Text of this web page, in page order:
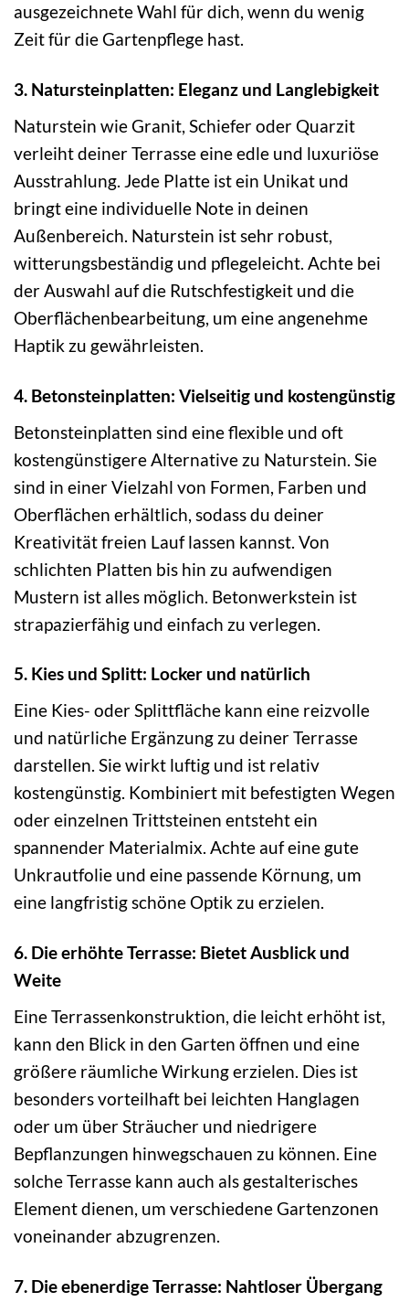
ausgezeichnete Wahl für dich, wenn du wenig
Zeit für die Gartenpflege hast.
3. Natursteinplatten: Eleganz und Langlebigkeit
Naturstein wie Granit, Schiefer oder Quarzit
verleiht deiner Terrasse eine edle und luxuriöse
Ausstrahlung. Jede Platte ist ein Unikat und
bringt eine individuelle Note in deinen
Außenbereich. Naturstein ist sehr robust,
witterungsbeständig und pflegeleicht. Achte bei
der Auswahl auf die Rutschfestigkeit und die
Oberflächenbearbeitung, um eine angenehme
Haptik zu gewährleisten.
4. Betonsteinplatten: Vielseitig und kostengünstig
Betonsteinplatten sind eine flexible und oft
kostengünstigere Alternative zu Naturstein. Sie
sind in einer Vielzahl von Formen, Farben und
Oberflächen erhältlich, sodass du deiner
Kreativität freien Lauf lassen kannst. Von
schlichten Platten bis hin zu aufwendigen
Mustern ist alles möglich. Betonwerkstein ist
strapazierfähig und einfach zu verlegen.
5. Kies und Splitt: Locker und natürlich
Eine Kies- oder Splittfläche kann eine reizvolle
und natürliche Ergänzung zu deiner Terrasse
darstellen. Sie wirkt luftig und ist relativ
kostengünstig. Kombiniert mit befestigten Wegen
oder einzelnen Trittsteinen entsteht ein
spannender Materialmix. Achte auf eine gute
Unkrautfolie und eine passende Körnung, um
eine langfristig schöne Optik zu erzielen.
6. Die erhöhte Terrasse: Bietet Ausblick und
Weite
Eine Terrassenkonstruktion, die leicht erhöht ist,
kann den Blick in den Garten öffnen und eine
größere räumliche Wirkung erzielen. Dies ist
besonders vorteilhaft bei leichten Hanglagen
oder um über Sträucher und niedrigere
Bepflanzungen hinwegschauen zu können. Eine
solche Terrasse kann auch als gestalterisches
Element dienen, um verschiedene Gartenzonen
voneinander abzugrenzen.
7. Die ebenerdige Terrasse: Nahtloser Übergang